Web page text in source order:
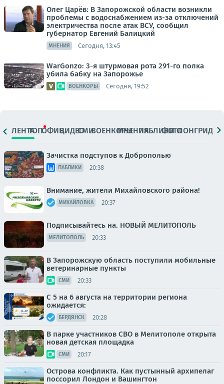
Олег Царёв: В Запорожской области возникли
проблемы с водоснабжением из-за отключений
электричества после атак ВСУ, сообщил
губернатор Евгений Балицкий
МНЕНИЯ Сегодня, 13:45
WarGonzo: 3-я штурмовая рота 291-го полка
убила бабку на Запорожье
ВОЕНКОРЫ Сегодня, 19:52
ЛЕНТАТОПОФИЦ.ВИДЕОСМИВОЕНКОРЫМНЕНИЯПАБЛИКИ
ФОТОЛОНГРИДЫ
Зачистка подступов к Доброполью
ПАБЛИКИ 20:38
Внимание, жители Михайловского района!
МИХАЙЛОВКА 20:37
Подписывайтесь на. НОВЫЙ МЕЛИТОПОЛЬ
МЕЛИТОПОЛЬ 20:33
В Запорожскую область поступили мобильные
ветеринарные пункты
СМИ 20:33
С 5 на 6 августа на территории региона
ожидается:
БЕРДЯНСК 20:28
В парке участников СВО в Мелитополе открыта
новая детская площадка
СМИ 20:17
Острова конфликта. Как пустынный архипелаг
поссорил Лондон и Вашингтон